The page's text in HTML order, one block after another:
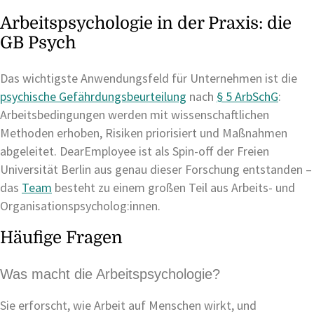
Arbeitspsychologie in der Praxis: die
GB Psych
Das wichtigste Anwendungsfeld für Unternehmen ist die
psychische Gefährdungsbeurteilung nach § 5 ArbSchG:
Arbeitsbedingungen werden mit wissenschaftlichen
Methoden erhoben, Risiken priorisiert und Maßnahmen
abgeleitet. DearEmployee ist als Spin-off der Freien
Universität Berlin aus genau dieser Forschung entstanden –
das Team besteht zu einem großen Teil aus Arbeits- und
Organisationspsycholog:innen.
Häufige Fragen
Was macht die Arbeitspsychologie?
Sie erforscht, wie Arbeit auf Menschen wirkt, und